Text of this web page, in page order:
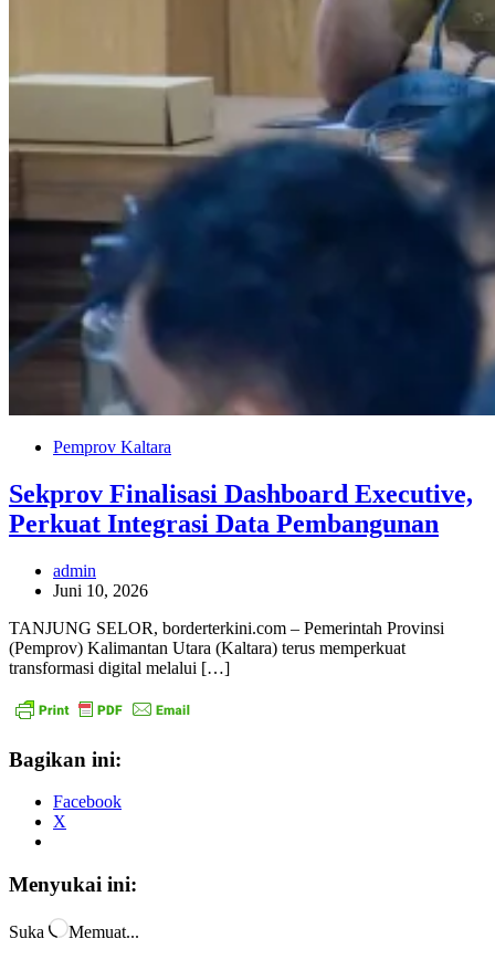
Pemprov Kaltara
Sekprov Finalisasi Dashboard Executive,
Perkuat Integrasi Data Pembangunan
admin
Juni 10, 2026
TANJUNG SELOR, borderterkini.com – Pemerintah Provinsi
(Pemprov) Kalimantan Utara (Kaltara) terus memperkuat
transformasi digital melalui […]
Bagikan ini:
Facebook
X
Menyukai ini:
Suka Memuat...